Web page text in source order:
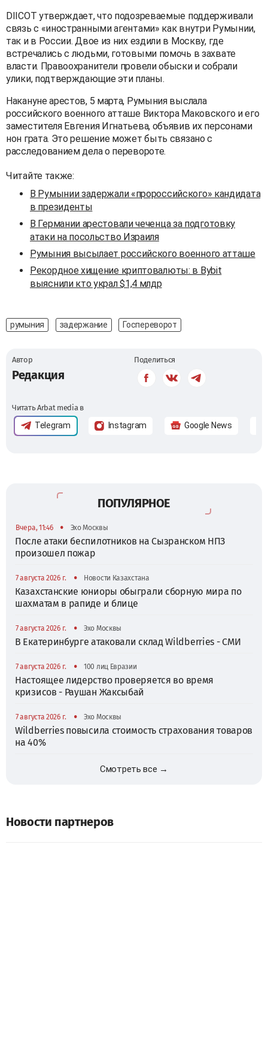
DIICOT утверждает, что подозреваемые поддерживали
связь с «иностранными агентами» как внутри Румынии,
так и в России. Двое из них ездили в Москву, где
встречались с людьми, готовыми помочь в захвате
власти. Правоохранители провели обыски и собрали
улики, подтверждающие эти планы.
Накануне арестов, 5 марта, Румыния выслала
российского военного атташе Виктора Маковского и его
заместителя Евгения Игнатьева, объявив их персонами
нон грата. Это решение может быть связано с
расследованием дела о перевороте.
Читайте также:
В Румынии задержали «пророссийского» кандидата
в президенты
В Германии арестовали чеченца за подготовку
атаки на посольство Израиля
Румыния высылает российского военного атташе
Рекордное хищение криптовалюты: в Bybit
выяснили кто украл $1,4 млдр
румыния задержание Госпереворот
Автор
Редакция
Поделиться
Читать Arbat media в
Telegram Instagram Google News
ПОПУЛЯРНОЕ
Вчера, 11:46 • Эхо Москвы
После атаки беспилотников на Сызранском НПЗ
произошел пожар
7 августа 2026 г. • Новости Казахстана
Казахстанские юниоры обыграли сборную мира по
шахматам в рапиде и блице
7 августа 2026 г. • Эхо Москвы
В Екатеринбурге атаковали склад Wildberries - СМИ
7 августа 2026 г. • 100 лиц Евразии
Настоящее лидерство проверяется во время
кризисов - Раушан Жаксыбай
7 августа 2026 г. • Эхо Москвы
Wildberries повысила стоимость страхования товаров
на 40%
Смотреть все →
Новости партнеров